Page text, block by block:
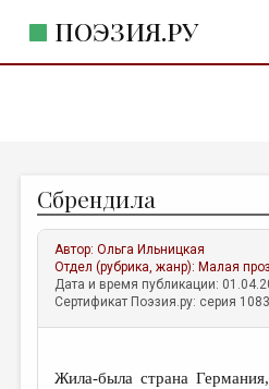
ПОЭЗИЯ.РУ
ЖАНРЫ
АВТОРЫ
КОММЕНТАРИИ
ЛИТСАЛОН
Сбрендила
Автор:Ольга Ильницкая
Отдел (рубрика, жанр): Малая
Дата и время публикации:
Сертификат Поэзия.ру: серия
Жила-была страна